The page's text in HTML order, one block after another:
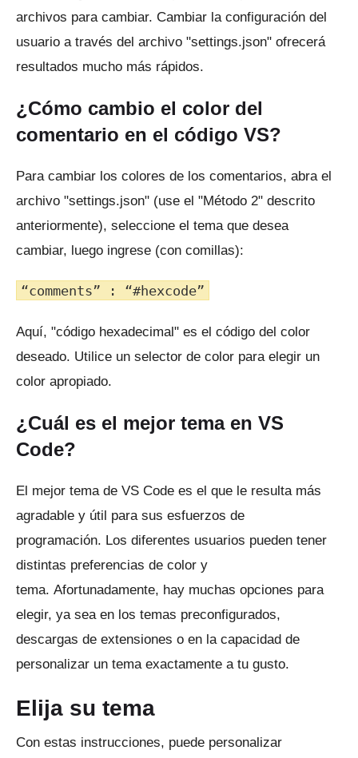
archivos para cambiar. Cambiar la configuración del
usuario a través del archivo "settings.json" ofrecerá
resultados mucho más rápidos.
¿Cómo cambio el color del
comentario en el código VS?
Para cambiar los colores de los comentarios, abra el
archivo "settings.json" (use el "Método 2" descrito
anteriormente), seleccione el tema que desea
cambiar, luego ingrese (con comillas):
“comments” : “#hexcode”
Aquí, "código hexadecimal" es el código del color
deseado. Utilice un selector de color para elegir un
color apropiado.
¿Cuál es el mejor tema en VS
Code?
El mejor tema de VS Code es el que le resulta más
agradable y útil para sus esfuerzos de
programación. Los diferentes usuarios pueden tener
distintas preferencias de color y
tema. Afortunadamente, hay muchas opciones para
elegir, ya sea en los temas preconfigurados,
descargas de extensiones o en la capacidad de
personalizar un tema exactamente a tu gusto.
Elija su tema
Con estas instrucciones, puede personalizar